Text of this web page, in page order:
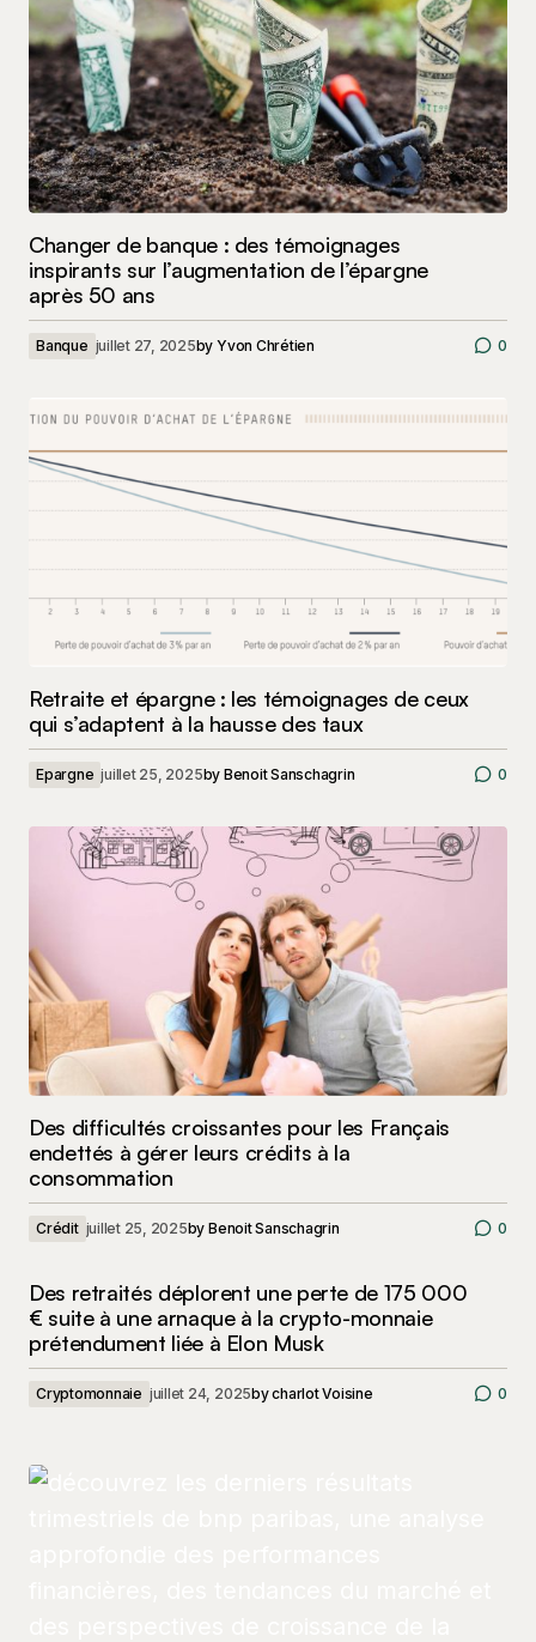
Changer de banque : des témoignages
inspirants sur l’augmentation de l’épargne
après 50 ans
Banque juillet 27, 2025by Yvon Chrétien 0
Retraite et épargne : les témoignages de ceux
qui s’adaptent à la hausse des taux
Epargne juillet 25, 2025by Benoit Sanschagrin 0
Des difficultés croissantes pour les Français
endettés à gérer leurs crédits à la
consommation
Crédit juillet 25, 2025by Benoit Sanschagrin 0
Des retraités déplorent une perte de 175 000
€ suite à une arnaque à la crypto-monnaie
prétendument liée à Elon Musk
Cryptomonnaie juillet 24, 2025bycharlot Voisine 0